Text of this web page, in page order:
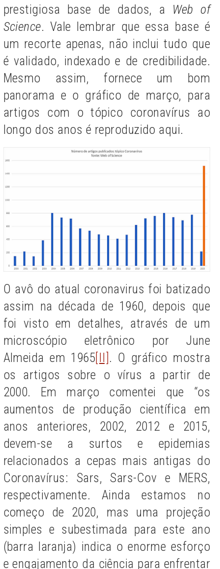
prestigiosa base de dados, a Web of
Science. Vale lembrar que essa base é
um recorte apenas, não inclui tudo que
é validado, indexado e de credibilidade.
Mesmo assim, fornece um bom
panorama e o gráfico de março, para
artigos com o tópico coronavírus ao
longo dos anos é reproduzido aqui.
O avô do atual coronavirus foi batizado
assim na década de 1960, depois que
foi visto em detalhes, através de um
microscópio eletrônico por June
Almeida em 1965[II]. O gráfico mostra
os artigos sobre o vírus a partir de
2000. Em março comentei que “os
aumentos de produção científica em
anos anteriores, 2002, 2012 e 2015,
devem-se a surtos e epidemias
relacionados a cepas mais antigas do
Coronavírus: Sars, Sars-Cov e MERS,
respectivamente. Ainda estamos no
começo de 2020, mas uma projeção
simples e subestimada para este ano
(barra laranja) indica o enorme esforço
e engajamento da ciência para enfrentar